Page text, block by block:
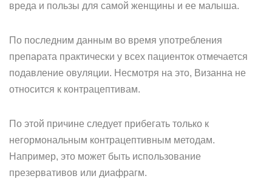
вреда и пользы для самой женщины и ее малыша.
По последним данным во время употребления
препарата практически у всех пациенток отмечается
подавление овуляции. Несмотря на это, Визанна не
относится к контрацептивам.
По этой причине следует прибегать только к
негормональным контрацептивным методам.
Например, это может быть использование
презервативов или диафрагм.